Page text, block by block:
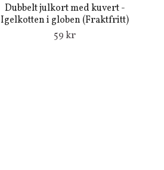
Dubbelt julkort med kuvert -
Igelkotten i globen (Fraktfritt)
59 kr